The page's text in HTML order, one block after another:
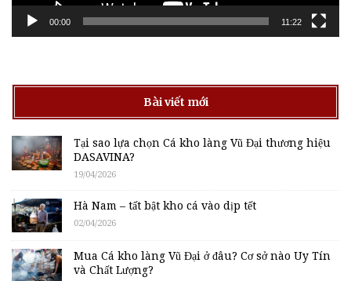
00:00 11:22
Bài viết mới
Tại sao lựa chọn Cá kho làng Vũ Đại thương hiệu
DASAVINA?
19/04/2026
Hà Nam – tất bật kho cá vào dịp tết
02/04/2026
Mua Cá kho làng Vũ Đại ở đâu? Cơ sở nào Uy Tín
và Chất Lượng?